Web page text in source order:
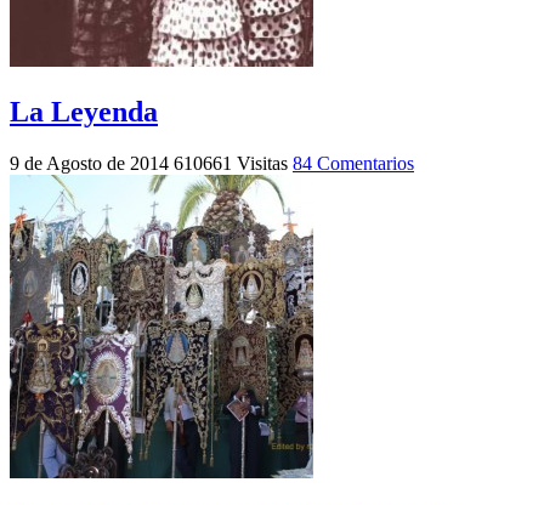
La Leyenda
9 de Agosto de 2014 610661 Visitas 84 Comentarios